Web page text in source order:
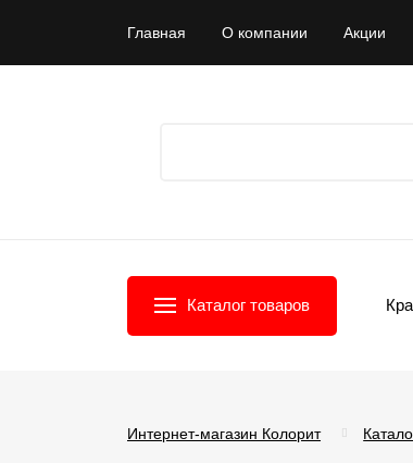
Главная О компании Акции
Каталог товаров
Интернет-магазин Колорит